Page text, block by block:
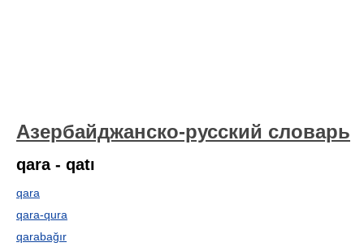
Азербайджанско-русский словарь
qara - qatı
qara
qara-qura
qarabağır